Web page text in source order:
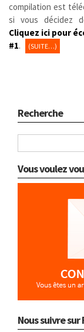
compilation est
si vous décidez
Cliquez ici pour
#1. (SUITE…)
Recherche
Vous voulez
Nous suivre sur